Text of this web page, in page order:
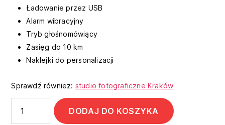
Ładowanie przez USB
Alarm wibracyjny
Tryb głośnomówiący
Zasięg do 10 km
Naklejki do personalizacji
Sprawdź również: studio fotograficzne Kraków
DODAJ DO KOSZYKA